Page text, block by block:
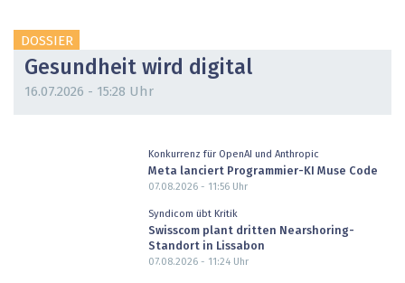
DOSSIER
Gesundheit wird digital
16.07.2026 - 15:28 Uhr
Konkurrenz für OpenAI und Anthropic
Meta lanciert Programmier-KI Muse Code
07.08.2026 - 11:56Uhr
Syndicom übt Kritik
Swisscom plant dritten Nearshoring-
Standort in Lissabon
07.08.2026 - 11:24Uhr